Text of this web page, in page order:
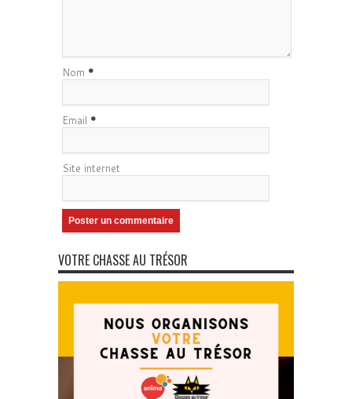
Nom *
Email *
Site internet
VOTRE CHASSE AU TRÉSOR